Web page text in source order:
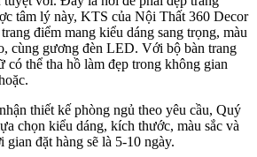
tâm lý này, KTS của Nội Thất 360 Decor
điểm mang kiểu dáng sang trọng, màu
cùng gương đèn LED. Với bộ bàn trang
có thể tha hồ làm đẹp trong không gian
thiết kế phòng ngủ theo yêu cầu, Quý
chọn kiểu dáng, kích thước, màu sắc và
gian đặt hàng sẽ là 5-10 ngày.